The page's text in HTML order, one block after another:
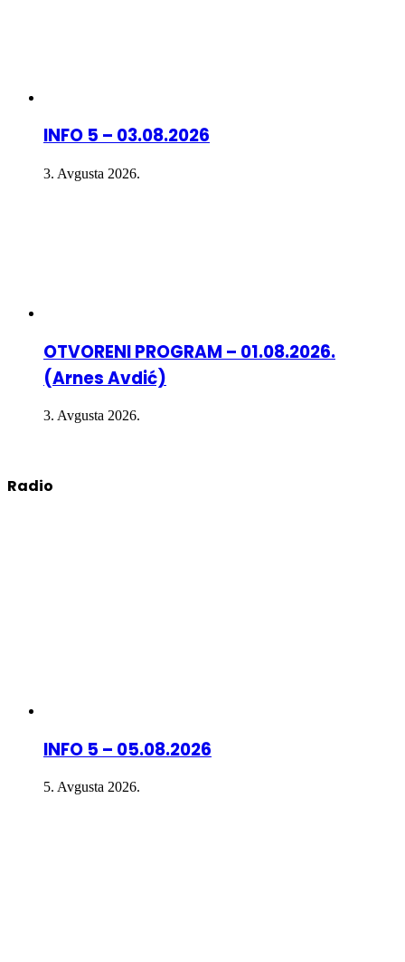
INFO 5 – 03.08.2026
3. Avgusta 2026.
OTVORENI PROGRAM – 01.08.2026.
(Arnes Avdić)
3. Avgusta 2026.
Radio
INFO 5 – 05.08.2026
5. Avgusta 2026.